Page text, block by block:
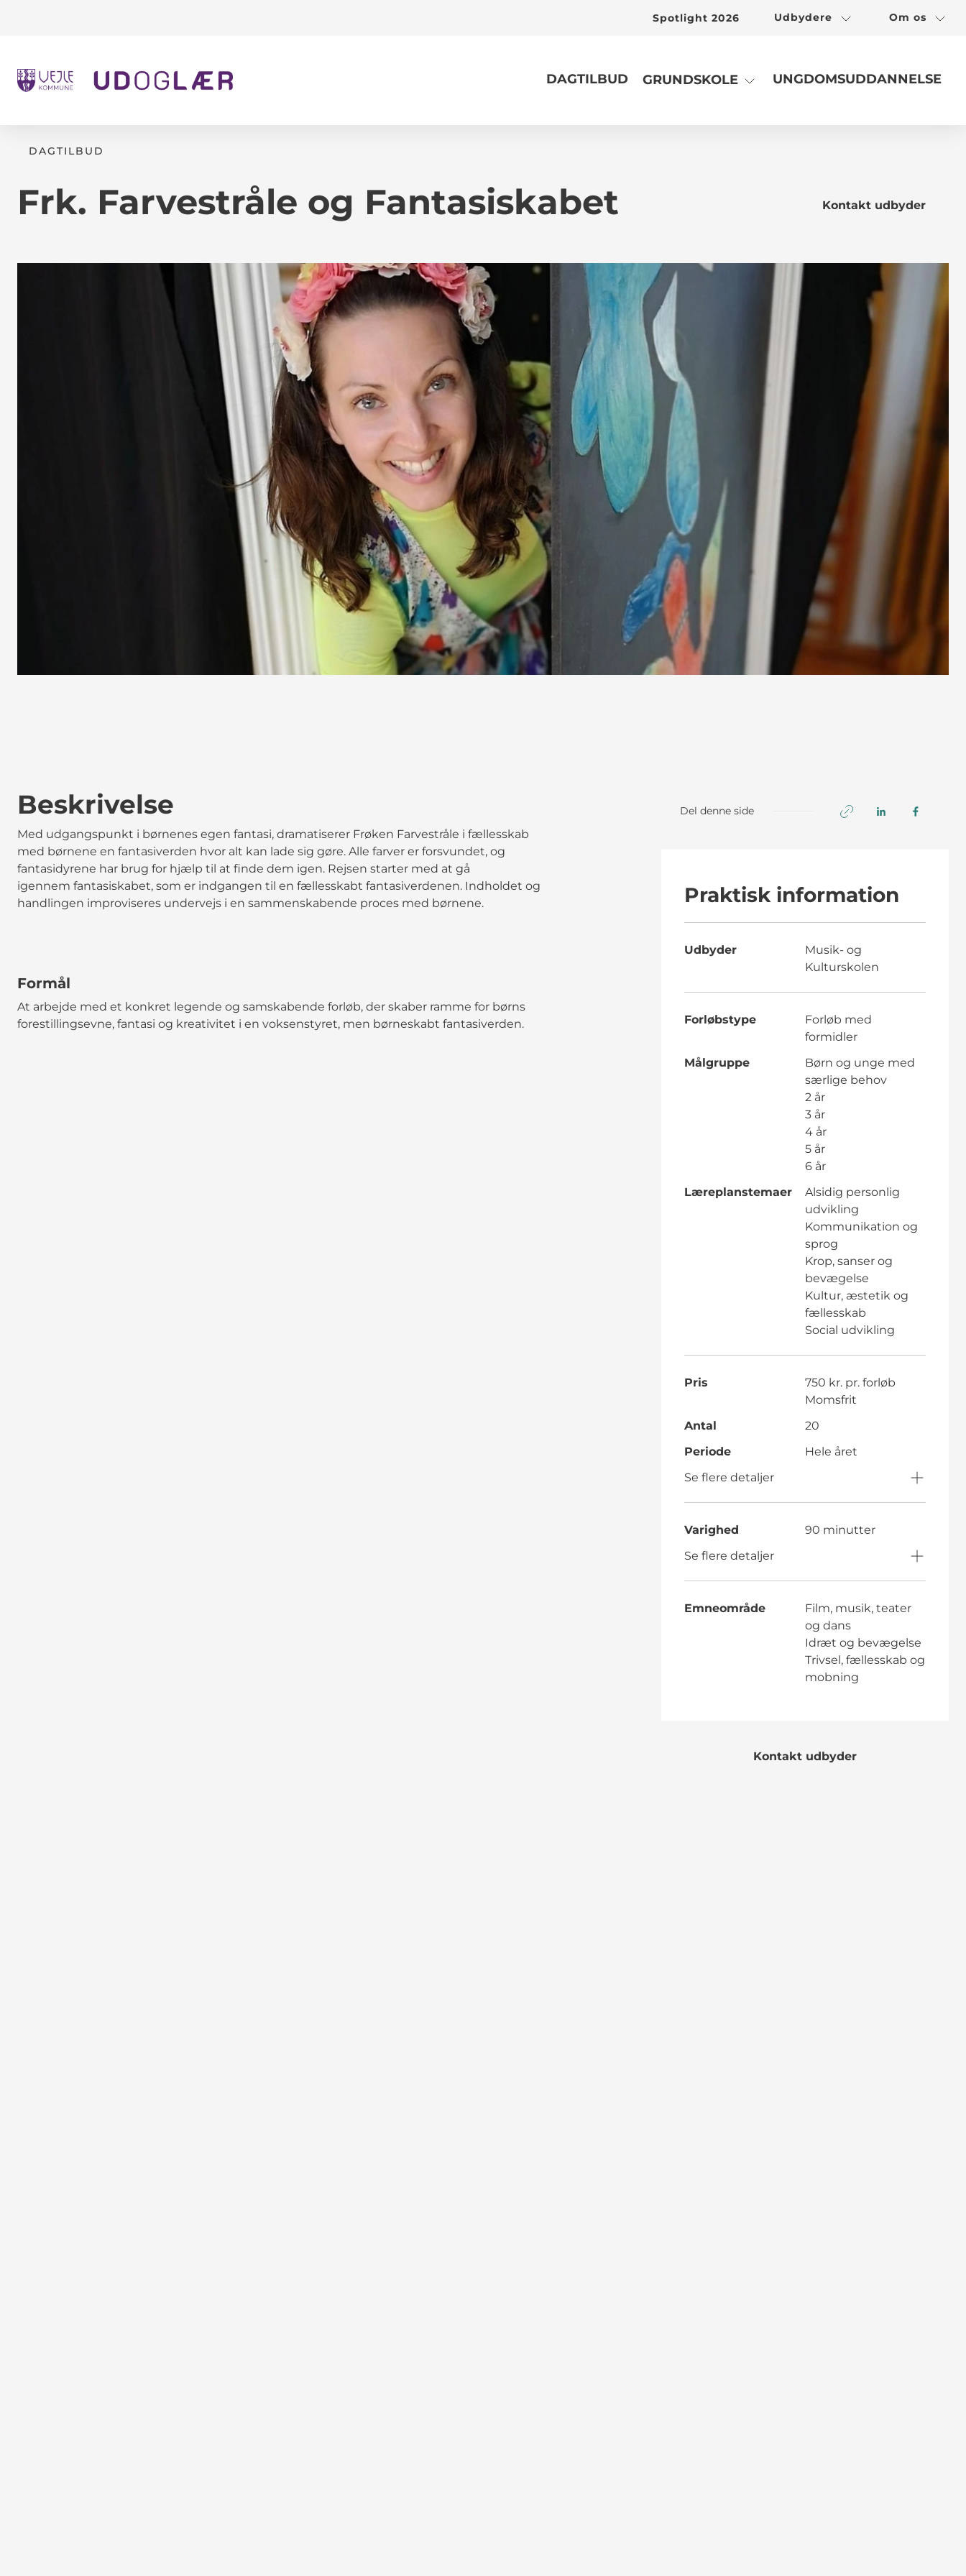
Spotlight 2026 Udbydere Om os
DAGTILBUD GRUNDSKOLE UNGDOMSUDDANNELSE
DAGTILBUD
Frk. Farvestråle og Fantasiskabet Kontakt udbyder
Beskrivelse
Med udgangspunkt i børnenes egen fantasi, dramatiserer Frøken Farvestråle i fællesskab
med børnene en fantasiverden hvor alt kan lade sig gøre. Alle farver er forsvundet, og
fantasidyrene har brug for hjælp til at finde dem igen. Rejsen starter med at gå
igennem fantasiskabet, som er indgangen til en fællesskabt fantasiverdenen. Indholdet og
handlingen improviseres undervejs i en sammenskabende proces med børnene.
Formål
At arbejde med et konkret legende og samskabende forløb, der skaber ramme for børns
forestillingsevne, fantasi og kreativitet i en voksenstyret, men børneskabt fantasiverden.
Del denne side
Praktisk information
Udbyder
Musik- og
Kulturskolen
Forløbstype
Forløb med
formidler
Målgruppe
Børn og unge med
særlige behov
2 år
3 år
4 år
5 år
6 år
Læreplanstemaer
Alsidig personlig
udvikling
Kommunikation og
sprog
Krop, sanser og
bevægelse
Kultur, æstetik og
fællesskab
Social udvikling
Pris
750 kr. pr. forløb
Momsfrit
Antal
20
Periode
Hele året
Se flere detaljer
Varighed
90 minutter
Se flere detaljer
Emneområde
Film, musik, teater
og dans
Idræt og bevægelse
Trivsel, fællesskab og
mobning
Kontakt udbyder